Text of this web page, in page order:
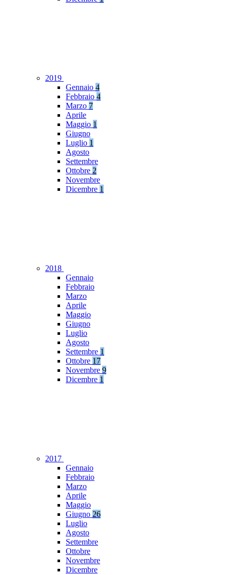
2019
Gennaio 4
Febbraio 4
Marzo 7
Aprile
Maggio 1
Giugno
Luglio 1
Agosto
Settembre
Ottobre 2
Novembre
Dicembre 1
2018
Gennaio
Febbraio
Marzo
Aprile
Maggio
Giugno
Luglio
Agosto
Settembre 1
Ottobre 17
Novembre 9
Dicembre 1
2017
Gennaio
Febbraio
Marzo
Aprile
Maggio
Giugno 26
Luglio
Agosto
Settembre
Ottobre
Novembre
Dicembre